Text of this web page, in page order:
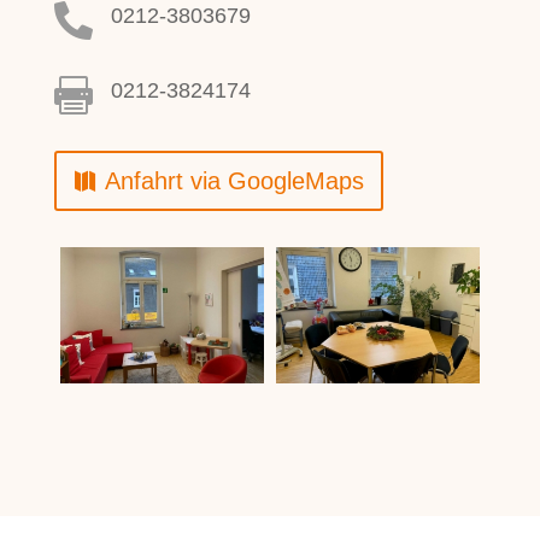
 0212-3803679
 0212-3824174
Anfahrt via GoogleMaps